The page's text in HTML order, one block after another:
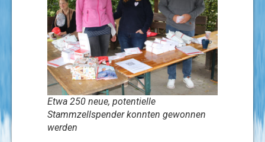
Etwa 250 neue, potentielle
Stammzellspender konnten gewonnen
werden